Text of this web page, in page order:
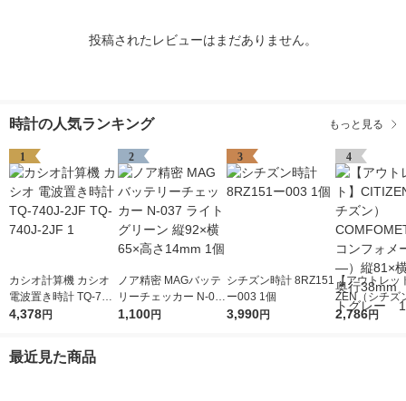
投稿されたレビューはまだありません。
時計の人気ランキング もっと見る
1
カシオ計算機 カシオ
電波置き時計 TQ-740
J-2JF TQ-740J-2JF 1
4,378円
2
ノア精密 MAGバッテ
リーチェッカー N-03
7 ライトグリーン 縦9
1,100円
3
シチズン時計 8RZ151
ー003 1個
3,990円
4
【アウトレッ
ZEN（シチズ
MFOMETER
2,786円
最近見た商品